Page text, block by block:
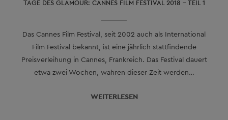
TAGE DES GLAMOUR: CANNES FILM FESTIVAL 2018 – TEIL 1
Das Cannes Film Festival, seit 2002 auch als International
Film Festival bekannt, ist eine jährlich stattfindende
Preisverleihung in Cannes, Frankreich. Das Festival dauert
etwa zwei Wochen, wahren dieser Zeit werden…
WEITERLESEN